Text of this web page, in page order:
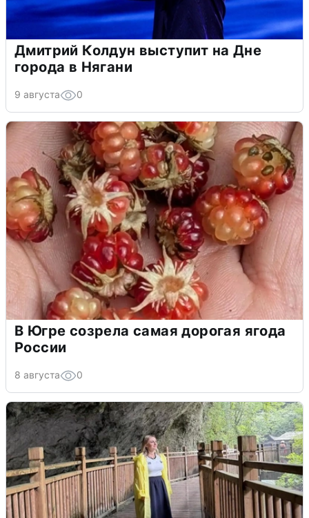
Дмитрий Колдун выступит на Дне
города в Нягани
9 августа 0
В Югре созрела самая дорогая ягода
России
8 августа 0